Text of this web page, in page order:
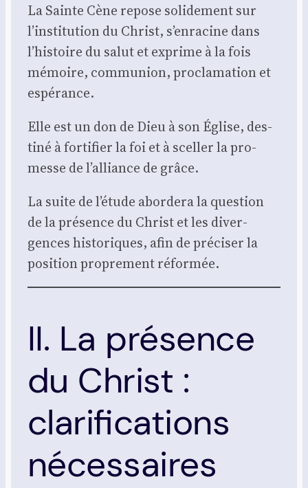
La Sainte Cène repose soli­de­ment sur
l’institution du Christ, s’enracine dans
l’histoire du salut et exprime à la fois
mémoire, com­mu­nion, pro­cla­ma­tion et
espé­rance.
Elle est un don de Dieu à son Église, des­
ti­né à for­ti­fier la foi et à scel­ler la pro­
messe de l’alliance de grâce.
La suite de l’étude abor­de­ra la ques­tion
de la pré­sence du Christ et les diver­
gences his­to­riques, afin de pré­ci­ser la
posi­tion pro­pre­ment réfor­mée.
II. La présence
du Christ :
clarifications
nécessaires